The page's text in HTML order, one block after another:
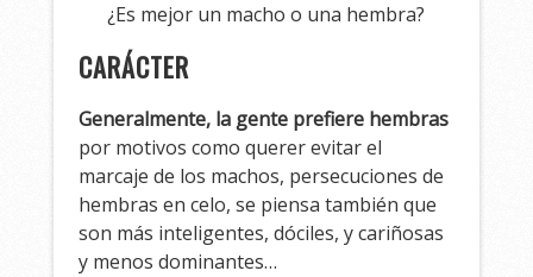
¿Es mejor un macho o una hembra?
CARÁCTER
Generalmente, la gente prefiere hembras
por motivos como querer evitar el
marcaje de los machos, persecuciones de
hembras en celo, se piensa también que
son más inteligentes, dóciles, y cariñosas
y menos dominantes…